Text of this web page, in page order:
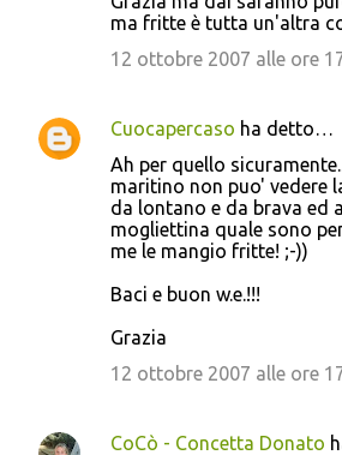
ma fritte è tutta un'altra
12 ottobre 2007 alle ore
Cuocapercaso ha detto…
Ah per quello
maritino non puo' vedere
da lontano e da brava ed
mogliettina quale sono
me le mangio fritte! ;-))
Baci e buon w.e.!!!
Grazia
12 ottobre 2007 alle ore
CoCò - Concetta Donato